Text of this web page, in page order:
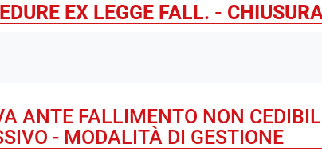
EX LEGGE FALL. -
ANTE FALLIMENTO NON
- MODALITÀ DI GESTIONE